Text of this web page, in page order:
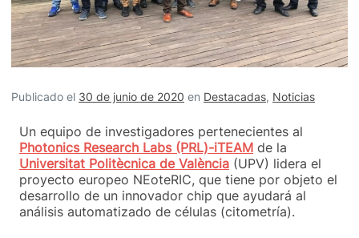
Publicado el 30 de junio de 2020 en Destacadas, Noticias
Un equipo de investigadores pertenecientes al
Photonics Research Labs (PRL)-iTEAM de la
Universitat Politècnica de València (UPV) lidera el
proyecto europeo NEoteRIC, que tiene por objeto el
desarrollo de un innovador chip que ayudará al
análisis automatizado de células (citometría).